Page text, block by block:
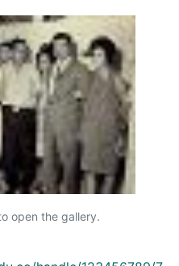
open the gallery.